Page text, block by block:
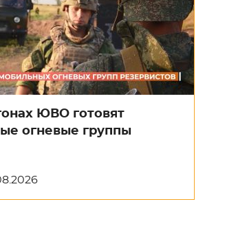
ЮВО готовят
огневые группы